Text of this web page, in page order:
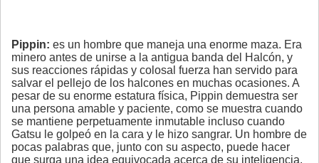
Pippin: es un hombre que maneja una enorme maza. Era
minero antes de unirse a la antigua banda del Halcón, y
sus reacciones rápidas y colosal fuerza han servido para
salvar el pellejo de los halcones en muchas ocasiones. A
pesar de su enorme estatura física, Pippin demuestra ser
una persona amable y paciente, como se muestra cuando
se mantiene perpetuamente inmutable incluso cuando
Gatsu le golpeó en la cara y le hizo sangrar. Un hombre de
pocas palabras que, junto con su aspecto, puede hacer
que surga una idea equivocada acerca de su inteligencia.